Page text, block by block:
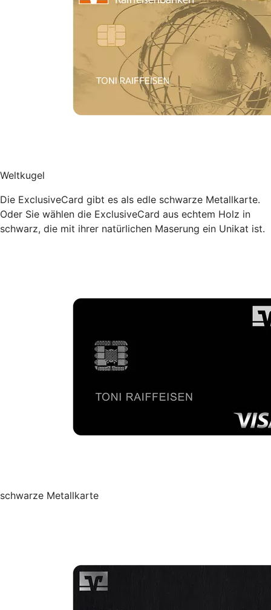
Weltkugel
Die ExclusiveCard gibt es als edle schwarze Metallkarte.
Oder Sie wählen die ExclusiveCard aus echtem Holz in
schwarz, die mit ihrer natürlichen Maserung ein Unikat ist.
schwarze Metallkarte